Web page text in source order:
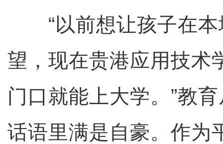
“以前想让孩子在本
望，现在贵港应用技术
门口就能上大学。”教
话语里满是自豪。作为